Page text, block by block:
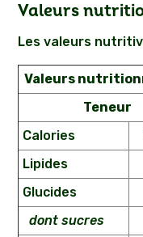
Valeurs
Les valeurs
Valeurs
Teneur
Calories
Lipides
Glucides
dont sucres